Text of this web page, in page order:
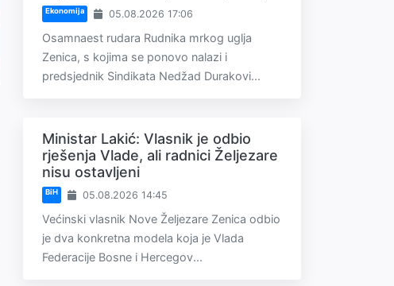
Ekonomija 05.08.2026 17:06
Osamnaest rudara Rudnika mrkog uglja
Zenica, s kojima se ponovo nalazi i
predsjednik Sindikata Nedžad Durakovi...
Ministar Lakić: Vlasnik je odbio
rješenja Vlade, ali radnici Željezare
nisu ostavljeni
BiH 05.08.2026 14:45
Većinski vlasnik Nove Željezare Zenica odbio
je dva konkretna modela koja je Vlada
Federacije Bosne i Hercegov...